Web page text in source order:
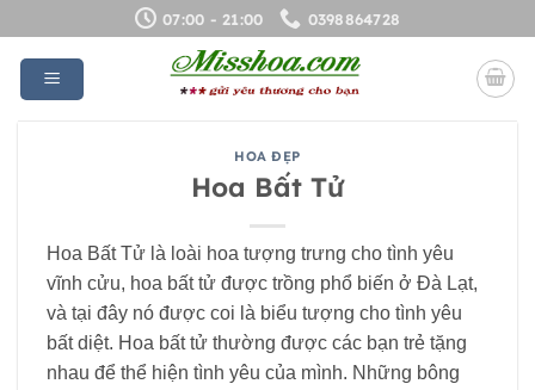
qua
dung
07:00 - 21:00 0398864728
HOA ĐẸP
Hoa Bất Tử
Hoa Bất Tử là loài hoa tượng trưng cho tình yêu
vĩnh cửu, hoa bất tử được trồng phổ biến ở Đà Lạt,
và tại đây nó được coi là biểu tượng cho tình yêu
bất diệt. Hoa bất tử thường được các bạn trẻ tặng
nhau để thể hiện tình yêu của mình. Những bông